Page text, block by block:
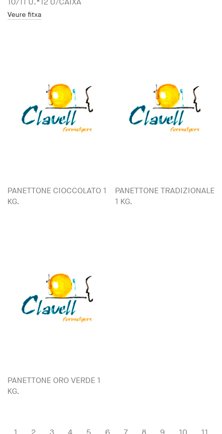
10/11 U.*12 U/CAIXA
Veure fitxa
PANETTONE CIOCCOLATO 1
KG.
PANETTONE TRADIZIONALE
1 KG.
PANETTONE ORO VERDE 1
KG.